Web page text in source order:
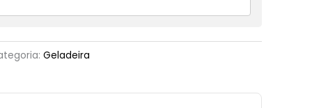
Geladeira